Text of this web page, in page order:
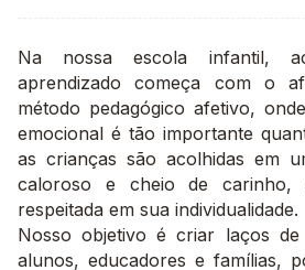
Na nossa escola infantil,
aprendizado começa com o
método pedagógico afetivo,
emocional é tão importante
as crianças são acolhidas em
caloroso e cheio de carinho,
respeitada em sua individualidade.
Nosso objetivo é criar laços
alunos, educadores e famílias,